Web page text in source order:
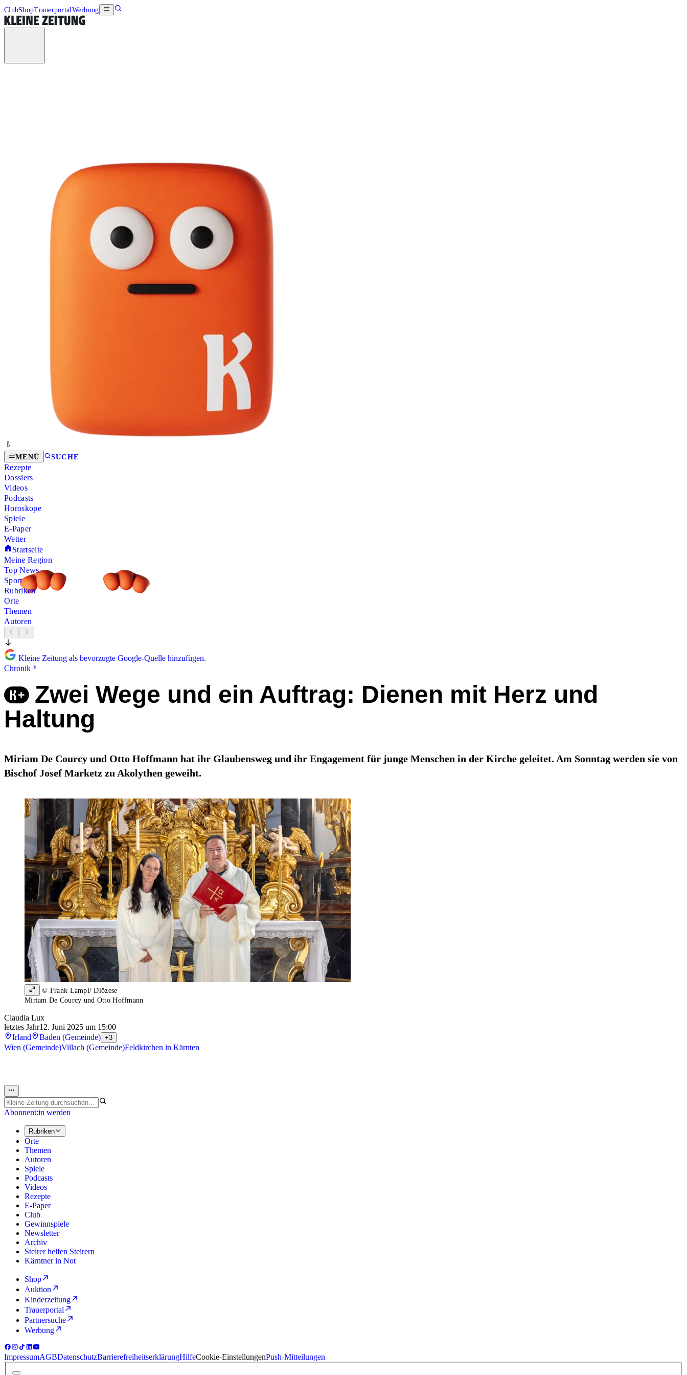
ClubShopTrauerportalWerbung
MENÜ SUCHE
Rezepte
Dossiers
Videos
Podcasts
Horoskope
Spiele
E-Paper
Wetter
Startseite
Meine Region
Top News
Sport
Rubriken
Orte
Themen
Autoren
Kleine Zeitung als bevorzugte Google-Quelle hinzufügen.
Chronik
Zwei Wege und ein Auftrag: Dienen mit Herz und
Haltung
Miriam De Courcy und Otto Hoffmann hat ihr Glaubensweg und ihr Engagement für junge Menschen in der Kirche geleitet. Am Sonntag werden sie von
Bischof Josef Marketz zu Akolythen geweiht.
© Frank Lampl/ Diözese
Miriam De Courcy und Otto Hoffmann
Claudia Lux
letztes Jahr12. Juni 2025 um 15:00
Irland
Baden (Gemeinde) +3
Wien (Gemeinde)Villach (Gemeinde)Feldkirchen in Kärnten
Abonnent:in werden
Rubriken
Orte
Themen
Autoren
Spiele
Podcasts
Videos
Rezepte
E-Paper
Club
Gewinnspiele
Newsletter
Archiv
Steirer helfen Steirern
Kärntner in Not
Shop
Auktion
Kinderzeitung
Trauerportal
Partnersuche
Werbung
ImpressumAGBDatenschutzBarrierefreiheitserklärungHilfeCookie-EinstellungenPush-Mitteilungen